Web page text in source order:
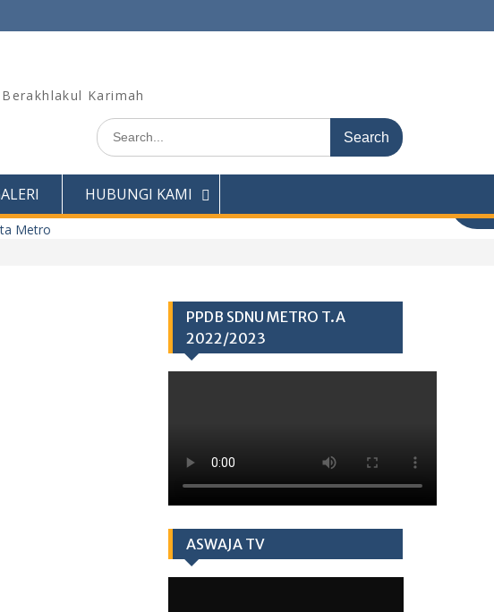
Karimah
Search
for:
HUBUNGI KAMI
PPDB SDNU METRO T.A
2022/2023
ASWAJA TV